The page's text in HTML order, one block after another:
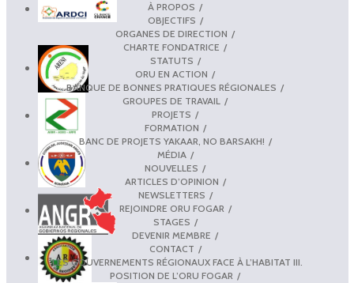
À PROPOS
OBJECTIFS
ORGANES DE DIRECTION
CHARTE FONDATRICE
STATUTS
ORU EN ACTION
BANQUE DE BONNES PRATIQUES RÉGIONALES
GROUPES DE TRAVAIL
PROJETS
FORMATION
BANC DE PROJETS YAKAAR, NO BARSAKH!
MÉDIA
NOUVELLES
ARTICLES D’OPINION
NEWSLETTERS
REJOINDRE ORU FOGAR
STAGES
DEVENIR MEMBRE
CONTACT
LES GOUVERNEMENTS RÉGIONAUX FACE À L’HABITAT III.
POSITION DE L’ORU FOGAR